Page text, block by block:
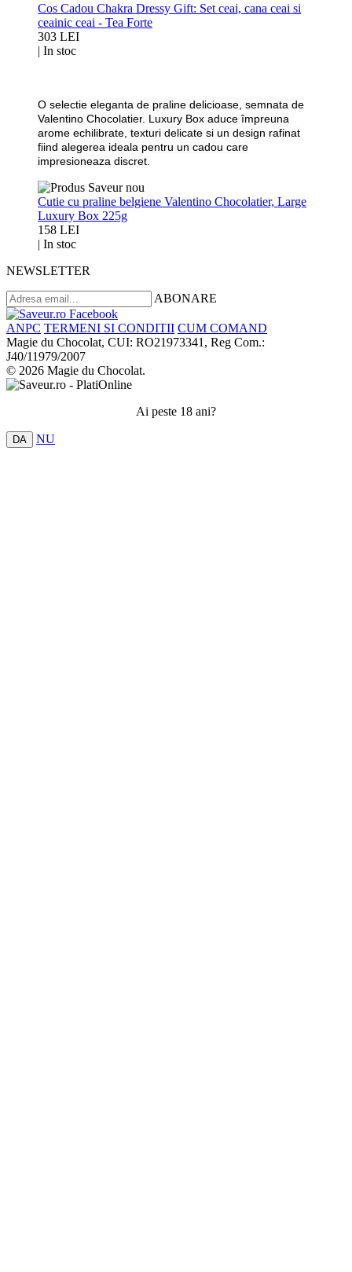
Cos Cadou Chakra Dressy Gift: Set ceai, cana ceai si
ceainic ceai - Tea Forte
303 LEI
| In stoc
O selectie eleganta de praline delicioase, semnata de
Valentino Chocolatier . Luxury Box aduce împreuna
arome echilibrate, texturi delicate si un design rafinat
fiind alegerea ideala pentru un cadou care
impresioneaza discret.
Cutie cu praline belgiene Valentino Chocolatier, Large
Luxury Box 225g
158 LEI
| In stoc
NEWSLETTER
ABONARE
ANPC TERMENI SI CONDITII CUM COMAND
Magie du Chocolat, CUI: RO21973341, Reg Com.:
J40/11979/2007
© 2026 Magie du Chocolat.
Ai peste 18 ani?
DA NU